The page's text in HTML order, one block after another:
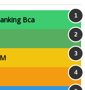
Bca